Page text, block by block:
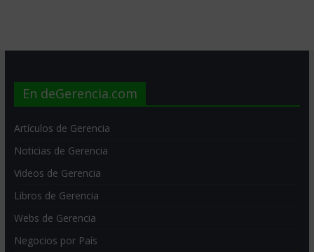
En deGerencia.com
Artículos de Gerencia
Noticias de Gerencia
Videos de Gerencia
Libros de Gerencia
Webs de Gerencia
Negocios por País